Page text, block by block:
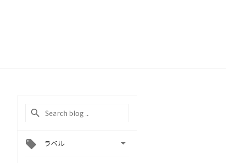
ラベル 